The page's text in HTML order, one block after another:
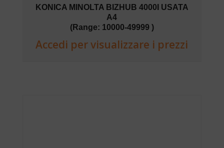
KONICA MINOLTA BIZHUB 4000I USATA
A4
(Range: 10000-49999 )
Accedi per visualizzare i prezzi